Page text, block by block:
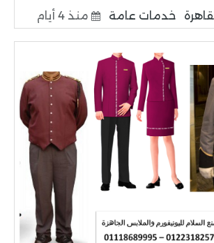
خدمات عامة منذ 4 أيام